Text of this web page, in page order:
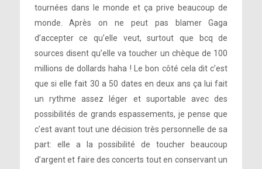
tournées dans le monde et ça prive beaucoup de
monde. Après on ne peut pas blamer Gaga
d’accepter ce qu’elle veut, surtout que bcq de
sources disent qu’elle va toucher un chèque de 100
millions de dollards haha ! Le bon côté cela dit c’est
que si elle fait 30 a 50 dates en deux ans ça lui fait
un rythme assez léger et suportable avec des
possibilités de grands espassements, je pense que
c’est avant tout une décision très personnelle de sa
part: elle a la possibilité de toucher beaucoup
d’argent et faire des concerts tout en conservant un